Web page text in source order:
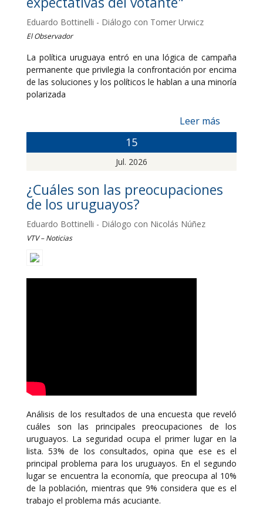
Eduardo Bottinelli - Diálogo con Tomer Urwicz
El Observador
La política uruguaya entró en una lógica de campaña
permanente que privilegia la confrontación por encima
de las soluciones y los políticos le hablan a una minoría
polarizada
Leer más
15
Jul. 2026
¿Cuáles son las preocupaciones
de los uruguayos?
Eduardo Bottinelli - Diálogo con Nicolás Núñez
VTV – Noticias
Análisis de los resultados de una encuesta que reveló
cuáles son las principales preocupaciones de los
uruguayos. La seguridad ocupa el primer lugar en la
lista. 53% de los consultados, opina que ese es el
principal problema para los uruguayos. En el segundo
lugar se encuentra la economía, que preocupa al 10%
de la población, mientras que 9% considera que es el
trabajo el problema más acuciante.